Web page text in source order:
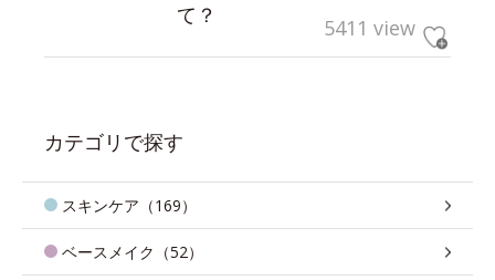
て？
5411 view
カテゴリで探す
スキンケア（169）
ベースメイク（52）